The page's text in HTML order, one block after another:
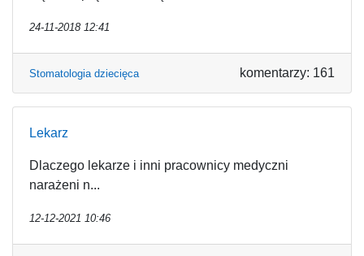
24-11-2018 12:41
Stomatologia dziecięca komentarzy: 161
Lekarz
Dlaczego lekarze i inni pracownicy medyczni
narażeni n...
12-12-2021 10:46